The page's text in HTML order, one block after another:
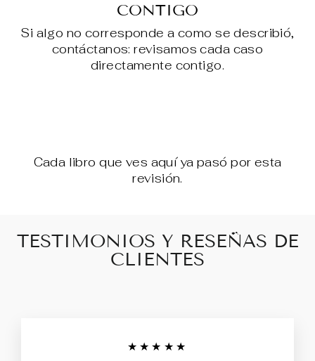
CONTIGO
Si algo no corresponde a como se describió,
contáctanos: revisamos cada caso
directamente contigo.
Cada libro que ves aquí ya pasó por esta
revisión.
TESTIMONIOS Y RESEÑAS DE
CLIENTES
★★★★★